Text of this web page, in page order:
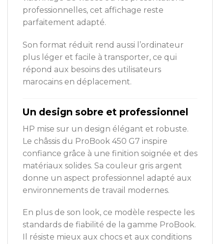
professionnelles, cet affichage reste
parfaitement adapté.
Son format réduit rend aussi l’ordinateur
plus léger et facile à transporter, ce qui
répond aux besoins des utilisateurs
marocains en déplacement.
Un design sobre et professionnel
HP mise sur un design élégant et robuste.
Le châssis du ProBook 450 G7 inspire
confiance grâce à une finition soignée et des
matériaux solides. Sa couleur gris argent
donne un aspect professionnel adapté aux
environnements de travail modernes.
En plus de son look, ce modèle respecte les
standards de fiabilité de la gamme ProBook.
Il résiste mieux aux chocs et aux conditions